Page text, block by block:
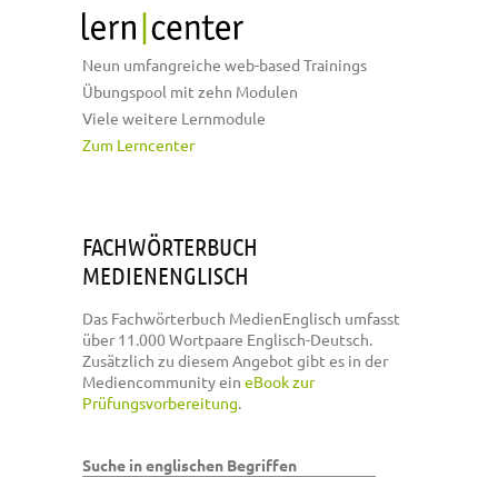
Neun umfangreiche web-based Trainings
Übungspool mit zehn Modulen
Viele weitere Lernmodule
Zum Lerncenter
FACHWÖRTERBUCH
MEDIENENGLISCH
Das Fachwörterbuch MedienEnglisch umfasst
über 11.000 Wortpaare Englisch-Deutsch.
Zusätzlich zu diesem Angebot gibt es in der
Mediencommunity ein eBook zur
Prüfungsvorbereitung.
Suche in englischen Begriffen